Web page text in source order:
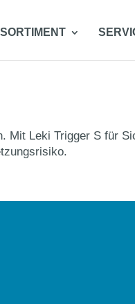
SORTIMENT
Mit Leki Trigger S für